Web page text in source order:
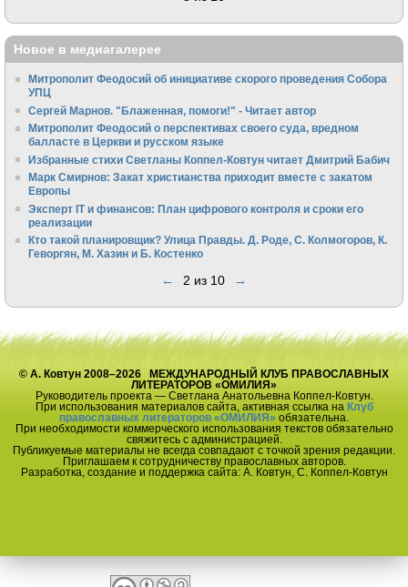
Новое в медиагалерее
Митрополит Феодосий об инициативе скорого проведения Собора
УПЦ
Сергей Марнов. "Блаженная, помоги!" - Читает автор
Митрополит Феодосий о перспективах своего суда, вредном
балласте в Церкви и русском языке
Избранные стихи Светланы Коппел-Ковтун читает Дмитрий Бабич
Марк Смирнов: Закат христианства приходит вместе с закатом
Европы
Эксперт IT и финансов: План цифрового контроля и сроки его
реализации
Кто такой планировщик? Улица Правды. Д. Роде, С. Колмогоров, К.
Геворгян, М. Хазин и Б. Костенко
← 2 из 10 →
© А. Ковтун 2008–2026 МЕЖДУНАРОДНЫЙ КЛУБ ПРАВОСЛАВНЫХ
ЛИТЕРАТОРОВ «ОМИЛИЯ»
Руководитель проекта — Светлана Анатольевна Коппел-Ковтун.
При использования материалов сайта, активная ссылка на Клуб
православных литераторов «ОМИЛИЯ» обязательна.
При необходимости коммерческого использования текстов обязательно
свяжитесь с администрацией.
Публикуемые материалы не всегда совпадают с точкой зрения редакции.
Приглашаем к сотрудничеству православных авторов.
Разработка, создание и поддержка сайта: А. Ковтун, С. Коппел-Ковтун